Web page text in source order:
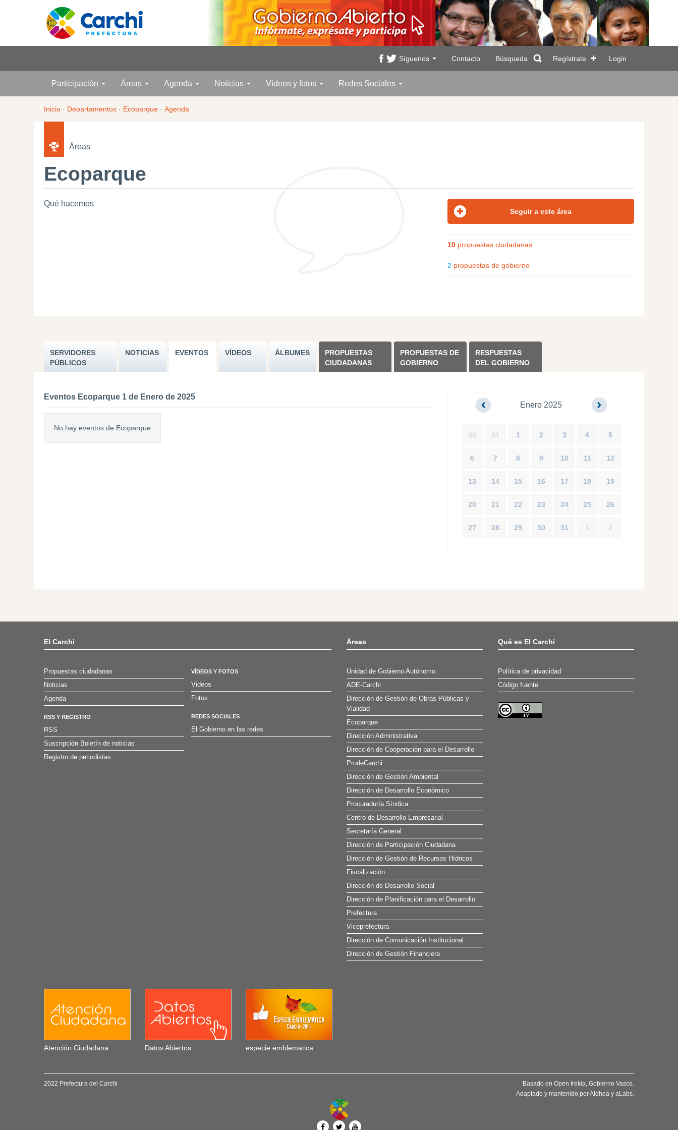
Síguenos Contacto Búsqueda Regístrate Login
Participación Áreas Agenda Noticias Vídeos y fotos Redes Sociales
Inicio · Departamentos · Ecoparque · Agenda
Áreas
Ecoparque
Qué hacemos
10 propuestas ciudadanas
2 propuestas de gobierno
SERVIDORES
PÚBLICOS
NOTICIAS EVENTOS VÍDEOS ÁLBUMES
PROPUESTAS
CIUDADANAS
PROPUESTAS DE
GOBIERNO
RESPUESTAS
DEL GOBIERNO
Eventos Ecoparque 1 de Enero de 2025
No hay eventos de Ecoparque
Enero 2025
30 31 1 2 3 4 5
6 7 8 9 10 11 12
13 14 15 16 17 18 19
20 21 22 23 24 25 26
27 28 29 30 31 1 2
El Carchi
Propuestas ciudadanas
Noticias
Agenda
RSS Y REGISTRO
RSS
Suscripción Boletín de noticias
Registro de periodistas
VÍDEOS Y FOTOS
Videos
Fotos
REDES SOCIALES
El Gobierno en las redes
Áreas
Unidad de Gobierno Autónomo
ADE-Carchi
Dirección de Gestión de Obras Públicas y
Vialidad
Ecoparque
Dirección Administrativa
Dirección de Cooperación para el Desarrollo
ProdeCarchi
Dirección de Gestión Ambiental
Dirección de Desarrollo Económico
Procuraduría Síndica
Centro de Desarrollo Empresarial
Secretaría General
Dirección de Participación Ciudadana
Dirección de Gestión de Recursos Hídricos
Fiscalización
Dirección de Desarrollo Social
Dirección de Planificación para el Desarrollo
Prefectura
Viceprefectura
Dirección de Comunicación Institucional
Dirección de Gestión Financiera
Qué es El Carchi
Política de privacidad
Código fuente
Atención Ciudadana Datos Abiertos especie emblematica
2022 Prefectura del Carchi Basado en Open Irekia, Gobierno Vasco.
Adaptado y mantenido porAldhea y aLabs.